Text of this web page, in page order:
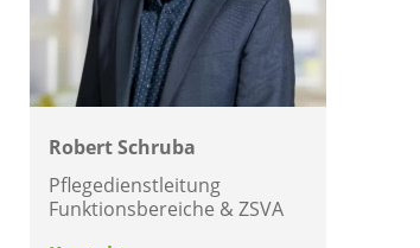
Robert Schruba
Pflegedienstleitung
Funktionsbereiche & ZSVA